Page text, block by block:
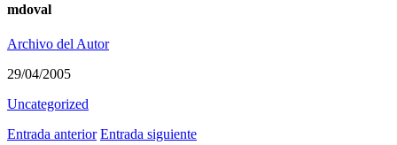
mdoval
Archivo del Autor
29/04/2005
Uncategorized
Entrada anterior Entrada siguiente